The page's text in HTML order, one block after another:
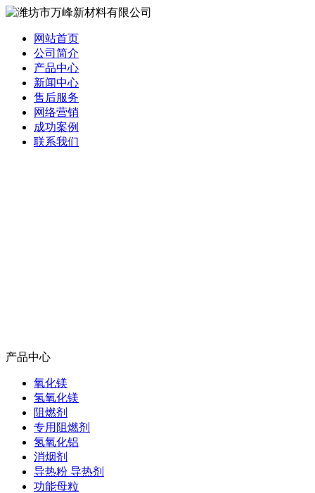
网站首页
公司简介
产品中心
新闻中心
售后服务
网络营销
成功案例
联系我们
产品中心
氧化镁
氢氧化镁
阻燃剂
专用阻燃剂
氢氧化铝
消烟剂
导热粉 导热剂
功能母粒